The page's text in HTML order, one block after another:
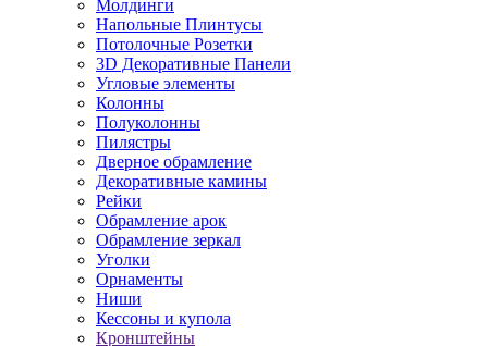
Молдинги
Напольные Плинтусы
Потолочные Розетки
3D Декоративные Панели
Угловые элементы
Колонны
Полуколонны
Пилястры
Дверное обрамление
Декоративные камины
Рейки
Обрамление арок
Обрамление зеркал
Уголки
Орнаменты
Ниши
Кессоны и купола
Кронштейны